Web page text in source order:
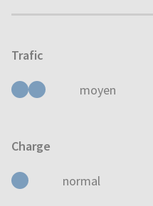
Trafic
moyen
Charge
normal